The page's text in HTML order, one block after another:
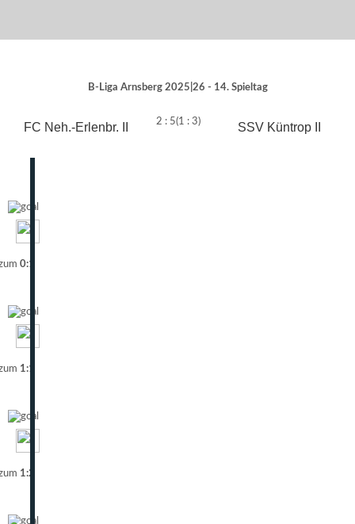
B-Liga Arnsberg 2025|26 - 14. Spieltag
FC Neh.-Erlenbr. II 2 : 5(1 : 3) SSV Küntrop II
0:1
1:1
1:2